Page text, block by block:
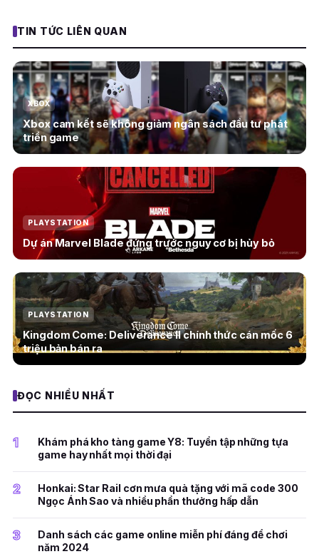
TIN TỨC LIÊN QUAN
XBOX
Xbox cam kết sẽ không giảm ngân sách đầu tư phát
triển game
PLAYSTATION
Dự án Marvel Blade đứng trước nguy cơ bị hủy bỏ
PLAYSTATION
Kingdom Come: Deliverance II chính thức cán mốc 6
triệu bản bán ra
ĐỌC NHIỀU NHẤT
1
Khám phá kho tàng game Y8: Tuyển tập những tựa
game hay nhất mọi thời đại
2
Honkai: Star Rail cơn mưa quà tặng với mã code 300
Ngọc Ánh Sao và nhiều phần thưởng hấp dẫn
3
Danh sách các game online miễn phí đáng để chơi
năm 2024